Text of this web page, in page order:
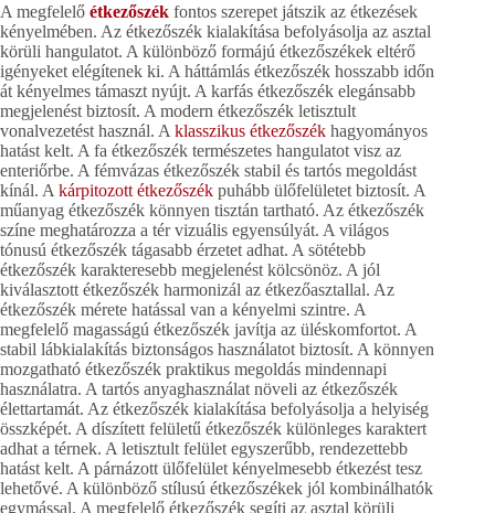
A megfelelő étkezőszék fontos szerepet játszik az étkezések
kényelmében. Az étkezőszék kialakítása befolyásolja az asztal
körüli hangulatot. A különböző formájú étkezőszékek eltérő
igényeket elégítenek ki. A háttámlás étkezőszék hosszabb időn
át kényelmes támaszt nyújt. A karfás étkezőszék elegánsabb
megjelenést biztosít. A modern étkezőszék letisztult
vonalvezetést használ. A klasszikus étkezőszék hagyományos
hatást kelt. A fa étkezőszék természetes hangulatot visz az
enteriőrbe. A fémvázas étkezőszék stabil és tartós megoldást
kínál. A kárpitozott étkezőszék puhább ülőfelületet biztosít. A
műanyag étkezőszék könnyen tisztán tartható. Az étkezőszék
színe meghatározza a tér vizuális egyensúlyát. A világos
tónusú étkezőszék tágasabb érzetet adhat. A sötétebb
étkezőszék karakteresebb megjelenést kölcsönöz. A jól
kiválasztott étkezőszék harmonizál az étkezőasztallal. Az
étkezőszék mérete hatással van a kényelmi szintre. A
megfelelő magasságú étkezőszék javítja az üléskomfortot. A
stabil lábkialakítás biztonságos használatot biztosít. A könnyen
mozgatható étkezőszék praktikus megoldás mindennapi
használatra. A tartós anyaghasználat növeli az étkezőszék
élettartamát. Az étkezőszék kialakítása befolyásolja a helyiség
összképét. A díszített felületű étkezőszék különleges karaktert
adhat a térnek. A letisztult felület egyszerűbb, rendezettebb
hatást kelt. A párnázott ülőfelület kényelmesebb étkezést tesz
lehetővé. A különböző stílusú étkezőszékek jól kombinálhatók
egymással. A megfelelő étkezőszék segíti az asztal körüli